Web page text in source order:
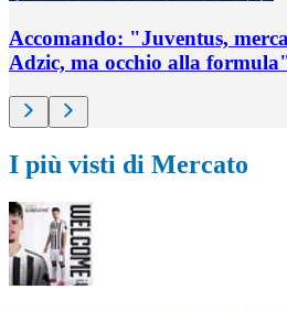
Accomando: "Juventus,
Adzic, ma occhio alla
I più visti di Mercato